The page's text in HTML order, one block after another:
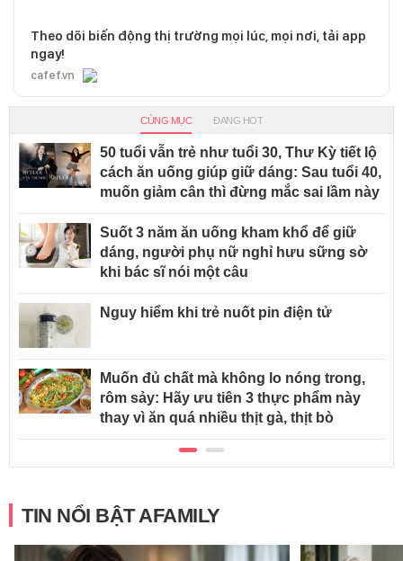
Theo dõi biến động thị trường mọi lúc, mọi nơi, tải app
ngay!
cafef.vn
CÙNG MỤC ĐANG HOT
50 tuổi vẫn trẻ như tuổi 30, Thư Kỳ tiết lộ
cách ăn uống giúp giữ dáng: Sau tuổi 40,
muốn giảm cân thì đừng mắc sai lầm này
Suốt 3 năm ăn uống kham khổ để giữ
dáng, người phụ nữ nghỉ hưu sững sờ
khi bác sĩ nói một câu
Nguy hiểm khi trẻ nuốt pin điện tử
Muốn đủ chất mà không lo nóng trong,
rôm sảy: Hãy ưu tiên 3 thực phẩm này
thay vì ăn quá nhiều thịt gà, thịt bò
TIN NỔI BẬT AFAMILY